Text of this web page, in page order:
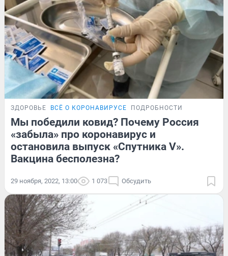
ЗДОРОВЬЕ ВСЁ О КОРОНАВИРУСЕ ПОДРОБНОСТИ
Мы победили ковид? Почему Россия
«забыла» про коронавирус и
остановила выпуск «Спутника V».
Вакцина бесполезна?
29 ноября, 2022, 13:00 1 073 Обсудить